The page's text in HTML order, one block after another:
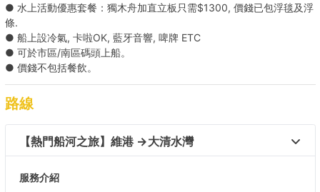
● 水上活動優惠套餐：獨木舟加直立板只需$1300, 價錢已包浮毯及浮
條.
● 船上設冷氣, 卡啦OK, 藍牙音響, 啤牌 ETC
● 可於市區/南區碼頭上船。
● 價錢不包括餐飲。
路線
【熱門船河之旅】維港 →大清水灣
服務介紹